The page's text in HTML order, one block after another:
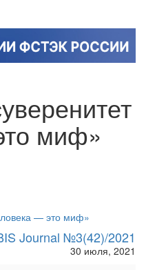
миф»
— это миф»
Journal №3(42)/2021
30 июля, 2021